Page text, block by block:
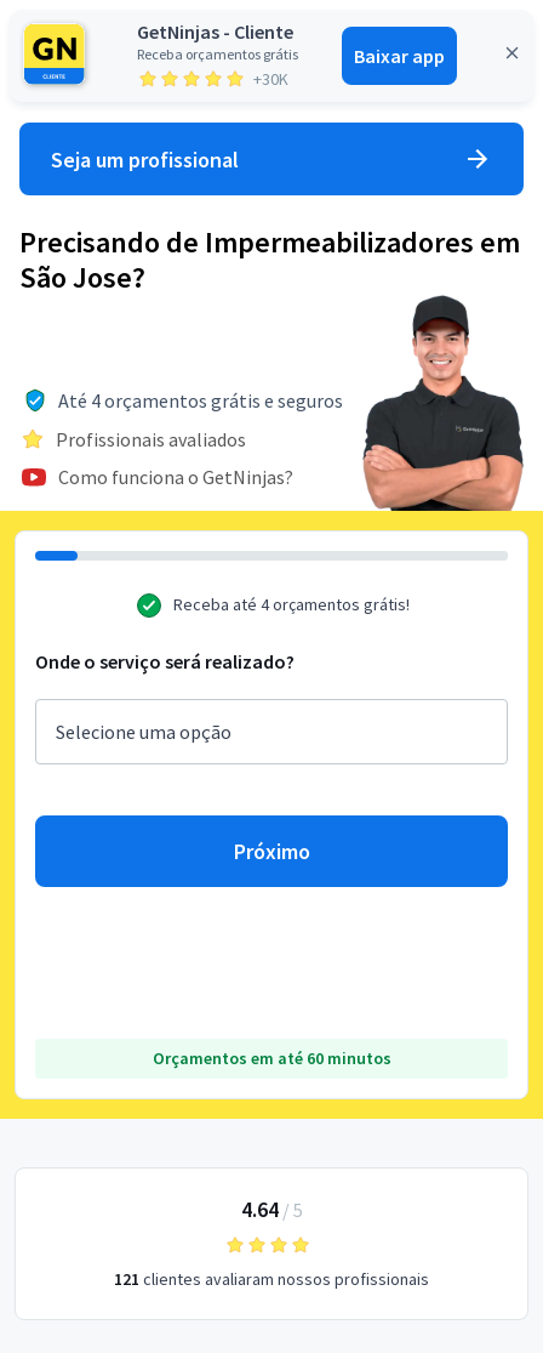
GetNinjas - Cliente
Receba orçamentos grátis
+30K
Baixar app
Entrar
Seja um profissional
Precisando de Impermeabilizadores em
São Jose?
Até 4 orçamentos grátis e seguros
Profissionais avaliados
Como funciona o GetNinjas?
Receba até 4 orçamentos grátis!
Onde o serviço será realizado?
Próximo
Orçamentos em até 60 minutos
4.64/ 5
121 clientes avaliaram nossos profissionais